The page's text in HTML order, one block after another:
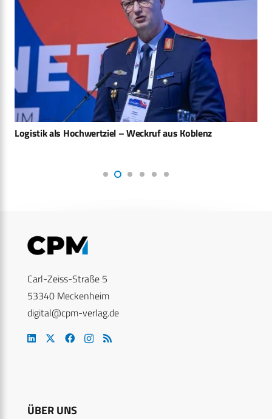
Logistik als Hochwertziel – Weckruf aus Koblenz
Carl-Zeiss-Straße 5
53340 Meckenheim
digital@cpm-verlag.de
ÜBER UNS